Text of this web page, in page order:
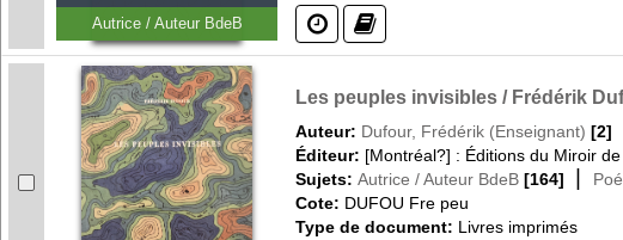
Autrice / Auteur BdeB
(?) (?)
Les peuples invisibles / Frédérik
Auteur: Dufour, Frédérik (Enseignant) [2]
Éditeur: [Montréal?] : Éditions du Miroir
Sujets: Autrice / Auteur BdeB [164]
Cote: DUFOU Fre peu
Type de document: Livres imprimés